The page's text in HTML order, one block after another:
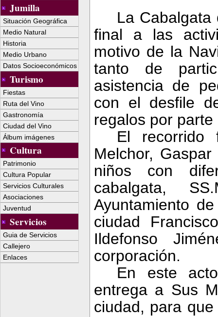
Jumilla
Situación Geográfica
Medio Natural
Historia
Medio Urbano
Datos Socioeconómicos
Turismo
Fiestas
Ruta del Vino
Gastronomía
Ciudad del Vino
Álbum imágenes
Cultura
Patrimonio
Cultura Popular
Servicios Culturales
Asociaciones
Juventud
Servicios
Guia de Servicios
Callejero
Enlaces
La Cabalgata
final a las
motivo de la
tanto de
asistencia de
con el desfile
regalos por
El recorrido
Melchor,
niños con
cabalgata,
Ayuntamiento
ciudad
Ildefonso
corporación.
En este
entrega a Sus
ciudad, para